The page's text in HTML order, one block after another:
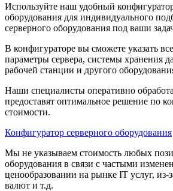
Используйте наш удобный
оборудования для индивидуального
серверного оборудования под ваши
В конфигураторе вы сможете указать
параметры сервера, системы хранения
рабочей станции и другого
Наши специалисты оперативно
предоставят оптимальное решение по
стоимости.
Конфигуратор серверного оборудования
Мы не указываем стоимость любых
оборудования в связи с частыми
ценообразовании на рынке IT услуг, из-
валют и т.д.